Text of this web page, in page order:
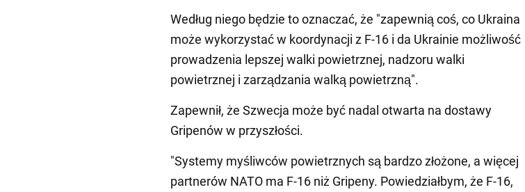
Według niego będzie to oznaczać, że "zapewnią coś, co Ukraina
może wykorzystać w koordynacji z F-16 i da Ukrainie możliwość
prowadzenia lepszej walki powietrznej, nadzoru walki
powietrznej i zarządzania walką powietrzną".
Zapewnił, że Szwecja może być nadal otwarta na dostawy
Gripenów w przyszłości.
"Systemy myśliwców powietrznych są bardzo złożone, a więcej
partnerów NATO ma F-16 niż Gripeny. Powiedziałbym, że F-16,